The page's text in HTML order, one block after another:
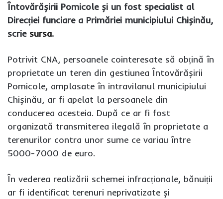
Întovărășirii Pomicole și un fost specialist al
Direcției funciare a Primăriei municipiului Chișinău,
scrie sursa.
Potrivit CNA, persoanele cointeresate să obțină în
proprietate un teren din gestiunea Întovărășirii
Pomicole, amplasate în intravilanul municipiului
Chișinău, ar fi apelat la persoanele din
conducerea acesteia. După ce ar fi fost
organizată transmiterea ilegală în proprietate a
terenurilor contra unor sume ce variau între
5000-7000 de euro.
În vederea realizării schemei infracționale, bănuiții
ar fi identificat terenuri neprivatizate și